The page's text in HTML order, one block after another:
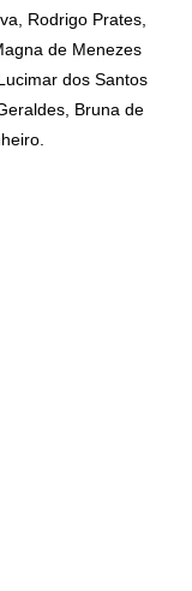
Rodrigo Prates,
de Menezes
dos Santos
Bruna de